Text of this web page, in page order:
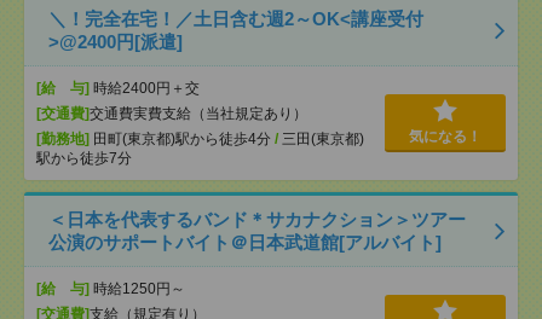
＼！完全在宅！／土日含む週2～OK<講座受付
>@2400円[派遣]
[給 与] 時給2400円＋交
[交通費]交通費実費支給（当社規定あり）
[勤務地] 田町(東京都)駅から徒歩4分 / 三田(東京都)
駅から徒歩7分
気になる！
＜日本を代表するバンド＊サカナクション＞ツアー
公演のサポートバイト＠日本武道館[アルバイト]
[給 与] 時給1250円～
[交通費]支給（規定有り）